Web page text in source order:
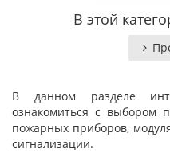
В этой
В данном разделе
ознакомиться с выбором
пожарных приборов,
сигнализации.